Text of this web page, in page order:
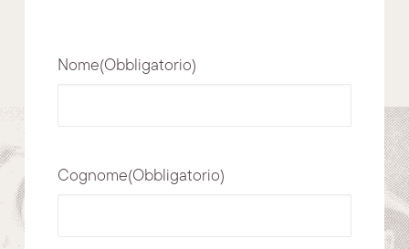
Nome(Obbligatorio)
Cognome(Obbligatorio)